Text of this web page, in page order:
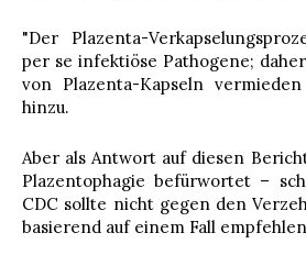
"Der Plazenta-
per se infektiöse Pathogene;
von Plazenta-Kapseln
hinzu.
Aber als Antwort auf diesen
Plazentophagie befürwortet –
CDC sollte nicht gegen den
basierend auf einem Fall